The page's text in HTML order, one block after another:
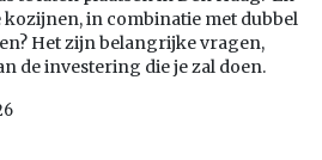
in combinatie met dubbel
Het zijn belangrijke vragen,
de investering die je zal doen.